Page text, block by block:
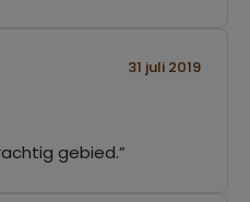
31 juli 2019
gebied.”